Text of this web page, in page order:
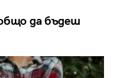
да бъдеш